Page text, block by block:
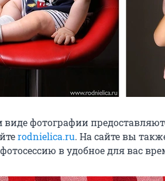
виде фотографии
rodnielica.ru. На сайте вы
в удобное для вас